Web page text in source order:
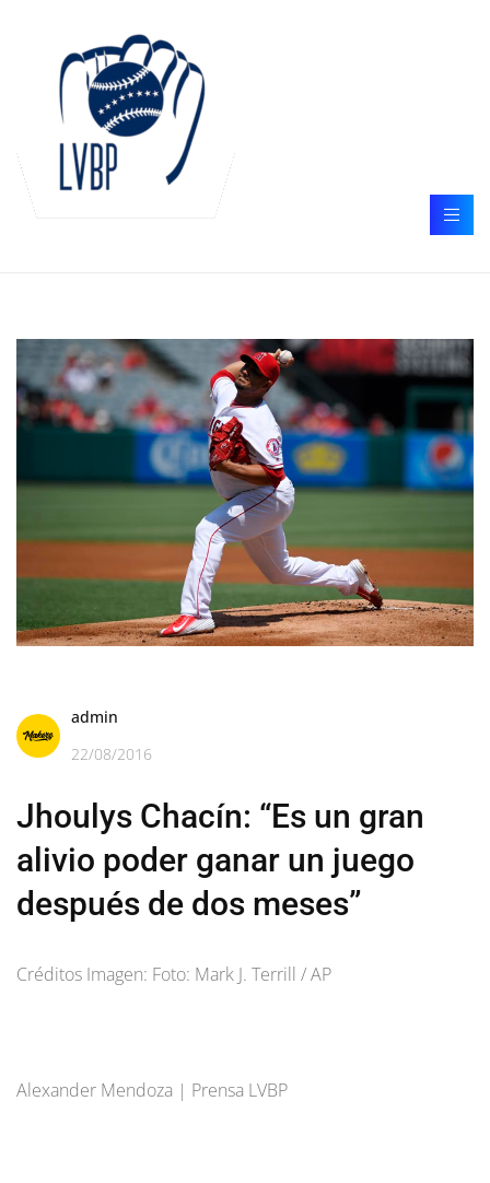
admin
22/08/2016
Jhoulys Chacín: “Es un gran
alivio poder ganar un juego
después de dos meses”
Créditos Imagen: Foto: Mark J. Terrill / AP
Alexander Mendoza | Prensa LVBP